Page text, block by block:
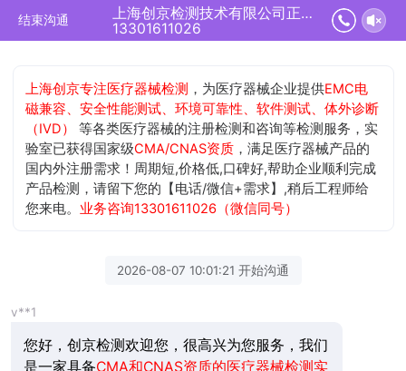
结束沟通
上海创京检测技术有限公司正在为您服务
13301611026
上海创京专注医疗器械检测 ，为医疗器械企业提供EMC电
磁兼容、安全性能测试、环境可靠性、软件测试、体外诊断
（IVD）
等各类医疗器械的注册检测和咨询等检测服务，实
验室已获得国家级CMA/CNAS资质 ，满足医疗器械产品的
国内外注册需求！周期短,价格低,口碑好,帮助企业顺利完成
产品检测，请留下您的【电话/微信+需求】,稍后工程师给
您来电。业务咨询13301611026（微信同号）
2026-08-07 10:01:21 开始沟通
v**1
您好，创京检测欢迎您，很高兴为您服务，我们
是一家具备CMA和CNAS资质的医疗器械检测实